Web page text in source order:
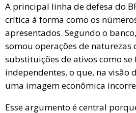
A principal linha de defesa do
crítica à forma como os
apresentados. Segundo o
somou operações de naturezas
substituições de ativos como se
independentes, o que, na visão
uma imagem econômica
Esse argumento é central